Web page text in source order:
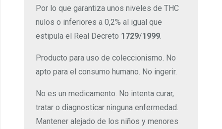
Por lo que garantiza unos niveles de THC
nulos o inferiores a 0,2% al igual que
estipula el Real Decreto 1729/1999.
Producto para uso de coleccionismo. No
apto para el consumo humano. No ingerir.
No es un medicamento. No intenta curar,
tratar o diagnosticar ninguna enfermedad.
Mantener alejado de los niños y menores